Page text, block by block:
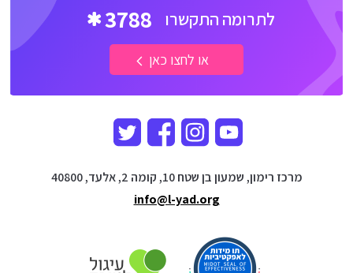
לתרומה התקשרו 3788
או לחצו כאן
מרכז רימון, שמעון בן שטח 10, קומה 2, אלעד, 40800
info@l-yad.org